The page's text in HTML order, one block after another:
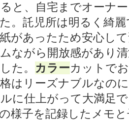
と、自宅までオーナ
。託児所は明るく綺
があったため安心し
ながら開放感があり
た。
カラーカットで
はリーズナブルなの
に仕上がって大満足
様子を記録したメモ